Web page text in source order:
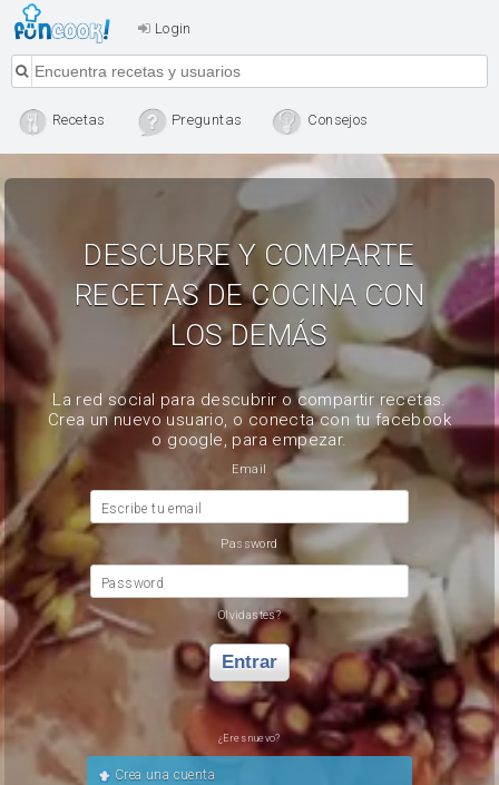
Login
Recetas Preguntas Consejos
DESCUBRE Y COMPARTE
RECETAS DE COCINA CON
LOS DEMÁS
La red social para descubrir o compartir recetas.
Crea un nuevo usuario, o conecta con tu facebook
o google, para empezar.
Email
Escribe tu email
Password
Password
Olvidastes?
Entrar
¿Eres nuevo?
Crea una cuenta